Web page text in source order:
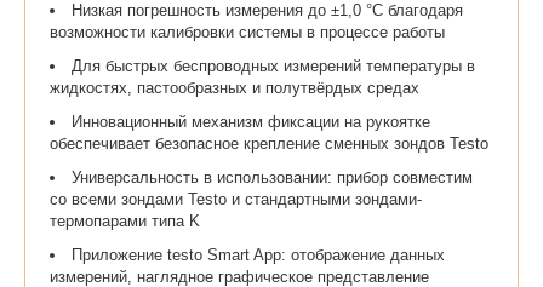
Низкая погрешность измерения до ±1,0 °C благодаря
возможности калибровки системы в процессе работы
Для быстрых беспроводных измерений температуры в
жидкостях, пастообразных и полутвёрдых средах
Инновационный механизм фиксации на рукоятке
обеспечивает безопасное крепление сменных зондов Testo
Универсальность в использовании: прибор совместим
со всеми зондами Testo и стандартными зондами-
термопарами типа K
Приложение testo Smart App: отображение данных
измерений, наглядное графическое представление